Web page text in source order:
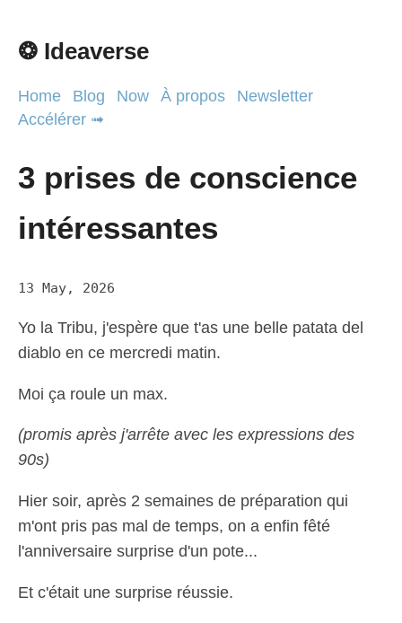
❂ Ideaverse
Home Blog Now À propos
Newsletter
Accélérer ➟
3 prises de conscience
intéressantes
13 May, 2026
Yo la Tribu, j'espère que t'as une belle patata del
diablo en ce mercredi matin.
Moi ça roule un max.
(promis après j'arrête avec les expressions des
90s)
Hier soir, après 2 semaines de préparation qui
m'ont pris pas mal de temps, on a enfin fêté
l'anniversaire surprise d'un pote...
Et c'était une surprise réussie.